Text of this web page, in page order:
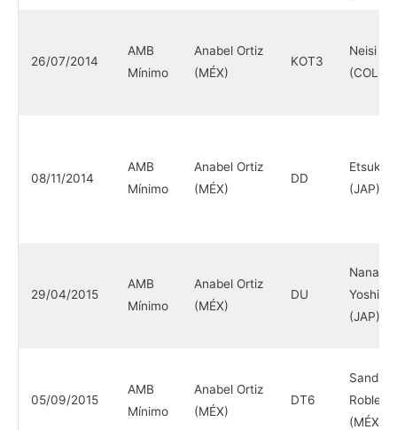
26/07/2014
AMB
Mínimo
Anabel Ortiz
(MÉX)
KOT3
Neisi
(COL)
08/11/2014
AMB
Mínimo
Anabel Ortiz
(MÉX)
DD
Etsuko
(JAP)
29/04/2015
AMB
Mínimo
Anabel Ortiz
(MÉX)
DU
Nana
(JAP)
05/09/2015
AMB
Mínimo
Anabel Ortiz
(MÉX)
DT6
Sandra
Robles
(MÉX)